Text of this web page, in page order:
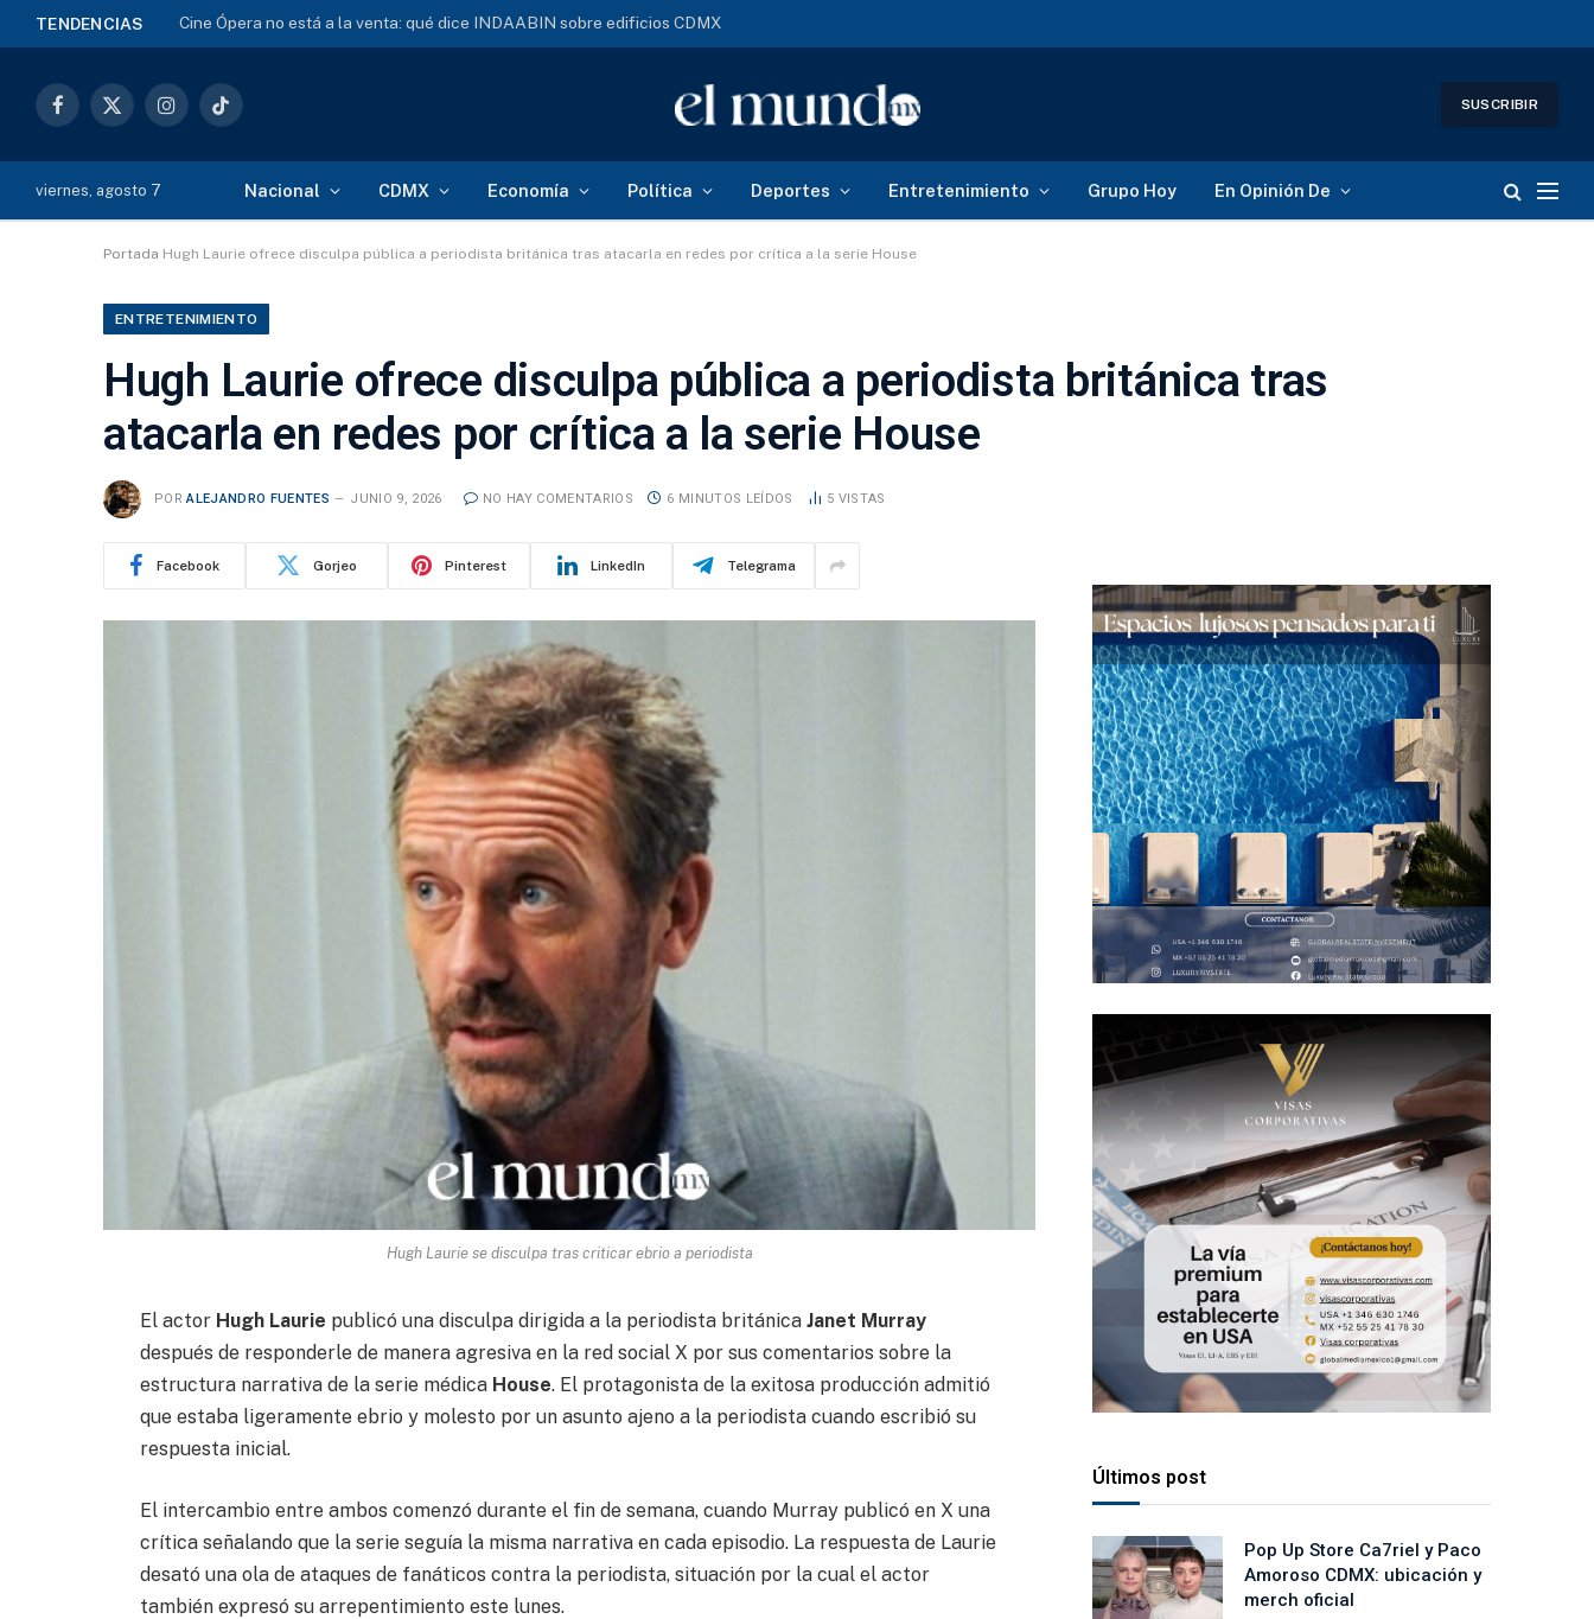
TENDENCIAS Cine Ópera no está a la venta: qué dice INDAABIN sobre edificios CDMX
Facebook
X
InstagramTikTok
SUSCRIBIR
viernes, agosto 7 Nacional CDMX Economía Política Deportes Entretenimiento Grupo Hoy En Opinión De
Portada Hugh Laurie ofrece disculpa pública a periodista británica tras atacarla en redes por crítica a la serie House
ENTRETENIMIENTO
Hugh Laurie ofrece disculpa pública a periodista británica tras
atacarla en redes por crítica a la serie House
POR ALEJANDRO FUENTES JUNIO 9, 2026 NO HAY COMENTARIOS 6 MINUTOS LEÍDOS 5 VISTAS
Facebook Gorjeo Pinterest LinkedIn Telegrama
Hugh Laurie se disculpa tras criticar ebrio a periodista
El actor Hugh Laurie publicó una disculpa dirigida a la periodista británica Janet Murray
después de responderle de manera agresiva en la red social X por sus comentarios sobre la
estructura narrativa de la serie médica House. El protagonista de la exitosa producción admitió
que estaba ligeramente ebrio y molesto por un asunto ajeno a la periodista cuando escribió su
respuesta inicial.
El intercambio entre ambos comenzó durante el fin de semana, cuando Murray publicó en X una
crítica señalando que la serie seguía la misma narrativa en cada episodio. La respuesta de Laurie
desató una ola de ataques de fanáticos contra la periodista, situación por la cual el actor
también expresó su arrepentimiento este lunes.
Últimos post
Pop Up Store Ca7riel y Paco
Amoroso CDMX: ubicación y
merch oficial